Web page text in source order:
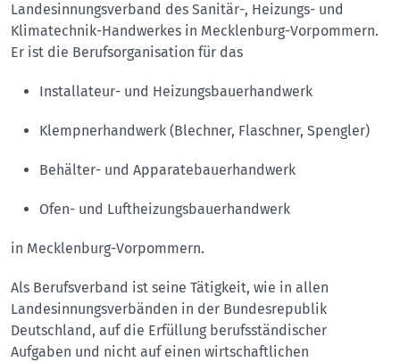
Landesinnungsverband des Sanitär-, Heizungs- und
Klimatechnik-Handwerkes in Mecklenburg-Vorpommern.
Er ist die Berufsorganisation für das
Installateur- und Heizungsbauerhandwerk
Klempnerhandwerk (Blechner, Flaschner, Spengler)
Behälter- und Apparatebauerhandwerk
Ofen- und Luftheizungsbauerhandwerk
in Mecklenburg-Vorpommern.
Als Berufsverband ist seine Tätigkeit, wie in allen
Landesinnungsverbänden in der Bundesrepublik
Deutschland, auf die Erfüllung berufsständischer
Aufgaben und nicht auf einen wirtschaftlichen